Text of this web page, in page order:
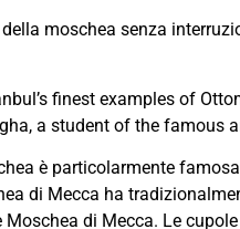
moschea senza
finest examples of
a student of the famous
è particolarmente
di Mecca ha
Moschea di Mecca. Le